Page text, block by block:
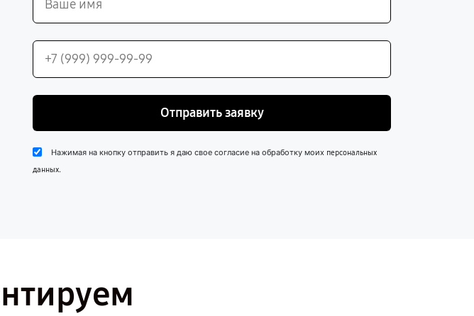
Отправить заявку
Нажимая на кнопку отправить я даю свое согласие на обработку моих персональных
данных.